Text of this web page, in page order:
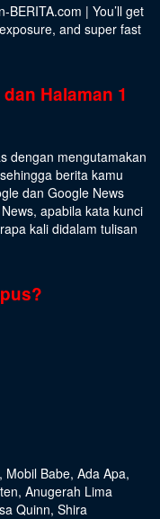
BERITA.com | You’ll get
and super fast
Halaman 1
dengan mengutamakan
berita kamu
dan Google News
apabila kata kunci
kali didalam tulisan
, Mobil Babe, Ada Apa,
, Anugerah Lima
Quinn, Shira